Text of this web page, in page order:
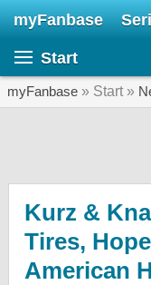
myFanbase
Start
myFanbase » Start »
Kurz &
Tires,
American